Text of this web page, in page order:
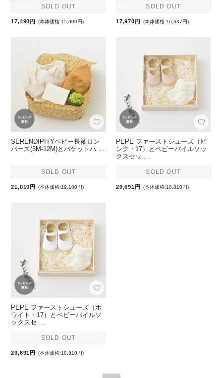
SOLD OUT
17,490円 (本体価格:15,900円)
SOLD OUT
17,970円 (本体価格:16,337円)
SERENDIPITYベビー長袖ロン
パース(3M-12M)とバケットハ …
SOLD OUT
21,010円 (本体価格:19,100円)
PEPE ファーストシューズ（ピ
ンク・17）とベビーパイルソッ
クスセッ …
SOLD OUT
20,691円 (本体価格:18,810円)
PEPE ファーストシューズ（ホ
ワイト・17）とベビーパイルソ
ックスセ …
SOLD OUT
20,691円 (本体価格:18,810円)